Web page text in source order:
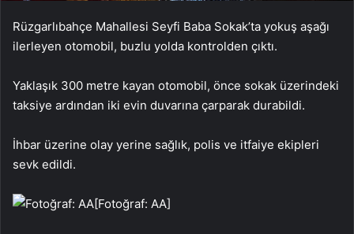
Rüzgarlıbahçe Mahallesi Seyfi Baba Sokak’ta yokuş aşağı
ilerleyen otomobil, buzlu yolda kontrolden çıktı.
Yaklaşık 300 metre kayan otomobil, önce sokak üzerindeki
taksiye ardından iki evin duvarına çarparak durabildi.
İhbar üzerine olay yerine sağlık, polis ve itfaiye ekipleri
sevk edildi.
[Fotoğraf: AA]